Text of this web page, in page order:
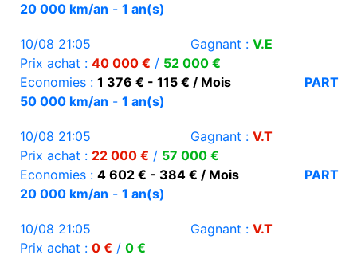
20 000 km/an - 1 an(s)
10/08 21:05 Gagnant : V.E
Prix achat : 40 000 € / 52 000 €
Economies : 1 376 € - 115 € / Mois
PART
50 000 km/an - 1 an(s)
10/08 21:05 Gagnant : V.T
Prix achat : 22 000 € / 57 000 €
Economies : 4 602 € - 384 € / Mois
PART
20 000 km/an - 1 an(s)
10/08 21:05 Gagnant : V.T
Prix achat : 0 € / 0 €